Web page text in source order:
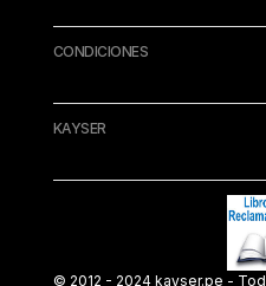
CONDICIONES
KAYSER
© 2012 - 2024 kayser.pe -